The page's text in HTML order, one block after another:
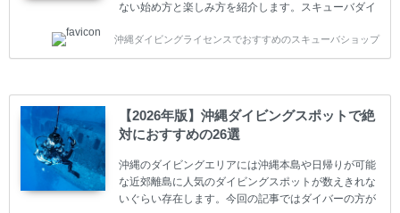
ない始め方と楽しみ方を紹介します。スキューバダイ
やまだ始めて間もない初心者の方に必見の内容です。
スキューバダイビングの始め方と楽しみ方について学
ててしまうと、せっかく楽しみにしていたスキューバ
ダイビングが台無しになり後悔することになってしま
うかもしれません。 又、スキューバダイビングは事故
のリスクがあるスポーツでもあります。もしかしたら
危険な思いをしてしまうかもしれません。 今回は現地
ダイビング...
沖縄ダイビングライセンスでおすすめのスキューバショップ
【2026年版】沖縄ダイビングスポットで絶
対におすすめの26選
沖縄のダイビングエリアには沖縄本島や日帰りが可能
な近郊離島に人気のダイビングスポットが数えきれな
いぐらい存在します。今回の記事ではダイバーの方が